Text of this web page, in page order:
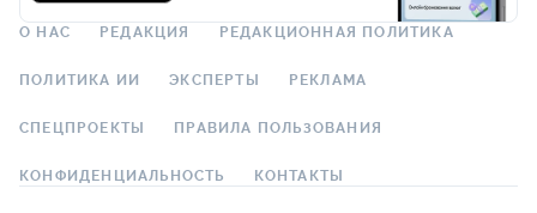
О НАС РЕДАКЦИЯ РЕДАКЦИОННАЯ ПОЛИТИКА
ПОЛИТИКА ИИ ЭКСПЕРТЫ РЕКЛАМА
СПЕЦПРОЕКТЫ ПРАВИЛА ПОЛЬЗОВАНИЯ
КОНФИДЕНЦИАЛЬНОСТЬ КОНТАКТЫ